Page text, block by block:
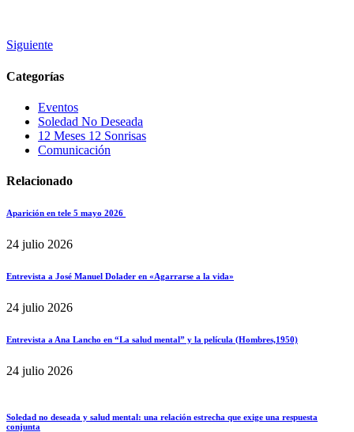
Siguiente
Categorías
Eventos
Soledad No Deseada
12 Meses 12 Sonrisas
Comunicación
Relacionado
Aparición en tele 5 mayo 2026
24 julio 2026
Entrevista a José Manuel Dolader en «Agarrarse a la vida»
24 julio 2026
Entrevista a Ana Lancho en “La salud mental” y la película (Hombres,1950)
24 julio 2026
Soledad no deseada y salud mental: una relación estrecha que exige una respuesta
conjunta